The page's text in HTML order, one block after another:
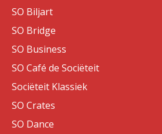
SO Biljart
SO Bridge
SO Business
SO Café de Sociëteit
Sociëteit Klassiek
SO Crates
SO Dance